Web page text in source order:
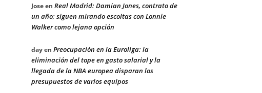
Joseen Real Madrid: Damian Jones, contrato de
un año; siguen mirando escoltas con Lonnie
Walker como lejana opción
dayen Preocupación en la Euroliga: la
eliminación del tope en gasto salarial y la
llegada de la NBA europea disparan los
presupuestos de varios equipos